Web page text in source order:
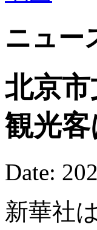
ニュー
北京
観光
Date:
新華社